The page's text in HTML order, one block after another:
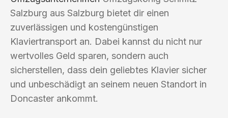
Salzburg aus Salzburg bietet dir einen
zuverlässigen und kostengünstigen
Klaviertransport an. Dabei kannst du nicht nur
wertvolles Geld sparen, sondern auch
sicherstellen, dass dein geliebtes Klavier sicher
und unbeschädigt an seinem neuen Standort in
Doncaster ankommt.